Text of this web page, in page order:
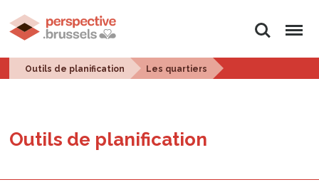
Rechercher
Menu
Outils de planification Les quartiers
Outils de pla­ni­fi­ca­tion